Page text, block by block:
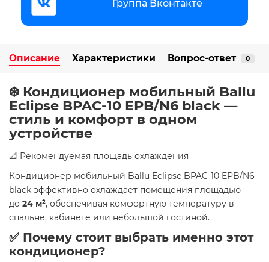
Группа Вконтакте
Описание Характеристики Вопрос-ответ 0
❄️ Кондиционер мобильный Ballu
Eclipse BPAC-10 EPB/N6 black —
стиль и комфорт в одном
устройстве
📐 Рекомендуемая площадь охлаждения
Кондиционер мобильный Ballu Eclipse BPAC-10 EPB/N6
black эффективно охлаждает помещения площадью
до 24 м², обеспечивая комфортную температуру в
спальне, кабинете или небольшой гостиной. ​
✅ Почему стоит выбрать именно этот
кондиционер?